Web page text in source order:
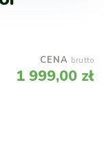
CENA brutto
1 999,00 zł